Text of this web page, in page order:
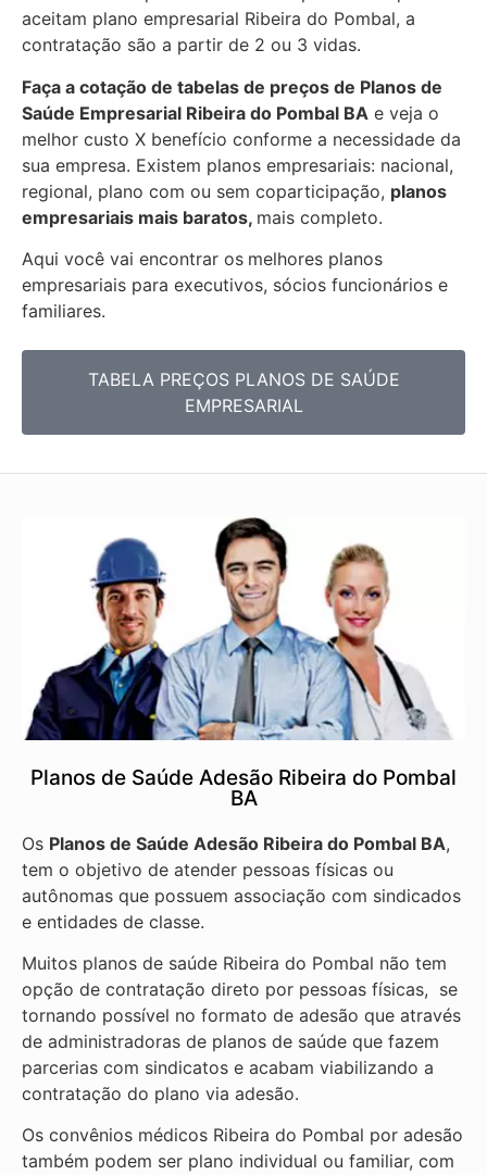
aceitam plano empresarial Ribeira do Pombal, a
contratação são a partir de 2 ou 3 vidas.
Faça a cotação de tabelas de preços de Planos de
Saúde Empresarial Ribeira do Pombal BA e veja o
melhor custo X benefício conforme a necessidade da
sua empresa. Existem planos empresariais: nacional,
regional, plano com ou sem coparticipação, planos
empresariais mais baratos, mais completo.
Aqui você vai encontrar os melhores planos
empresariais para executivos, sócios funcionários e
familiares.
TABELA PREÇOS PLANOS DE SAÚDE
EMPRESARIAL
Planos de Saúde Adesão Ribeira do Pombal
BA
Os Planos de Saúde Adesão Ribeira do Pombal BA,
tem o objetivo de atender pessoas físicas ou
autônomas que possuem associação com sindicados
e entidades de classe.
Muitos planos de saúde Ribeira do Pombal não tem
opção de contratação direto por pessoas físicas, se
tornando possível no formato de adesão que através
de administradoras de planos de saúde que fazem
parcerias com sindicatos e acabam viabilizando a
contratação do plano via adesão.
Os convênios médicos Ribeira do Pombal por adesão
também podem ser plano individual ou familiar, com